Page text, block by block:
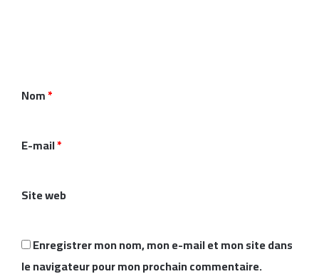
t
i
*
Nom*
E-mail*
Site web
Enregistrer mon nom, mon e-mail et mon site dans
le navigateur pour mon prochain commentaire.